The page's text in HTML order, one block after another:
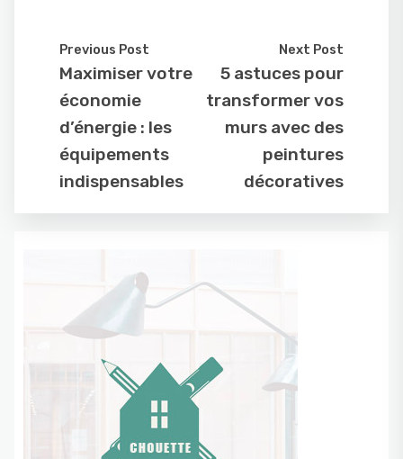
Previous Post
Maximiser votre
économie
d’énergie : les
équipements
indispensables
Next Post
5 astuces pour
transformer vos
murs avec des
peintures
décoratives